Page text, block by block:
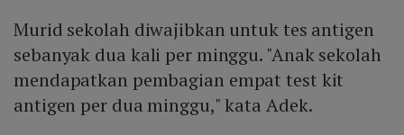
Murid sekolah diwajibkan untuk tes antigen
sebanyak dua kali per minggu. "Anak sekolah
mendapatkan pembagian empat test kit
antigen per dua minggu," kata Adek.